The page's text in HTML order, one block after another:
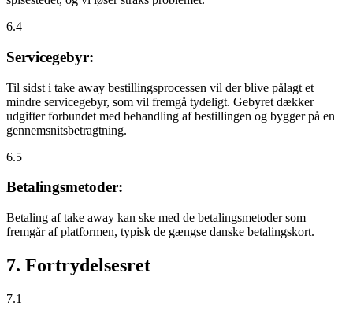
6.4
Servicegebyr:
Til sidst i take away bestillingsprocessen vil der blive pålagt et
mindre servicegebyr, som vil fremgå tydeligt. Gebyret dækker
udgifter forbundet med behandling af bestillingen og bygger på en
gennemsnitsbetragtning.
6.5
Betalingsmetoder:
Betaling af take away kan ske med de betalingsmetoder som
fremgår af platformen, typisk de gængse danske betalingskort.
7. Fortrydelsesret
7.1